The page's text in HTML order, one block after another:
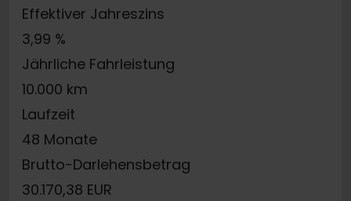
Effektiver Jahreszins
3,99 %
Jährliche Fahrleistung
10.000 km
Laufzeit
48 Monate
Brutto-Darlehensbetrag
30.170,38 EUR